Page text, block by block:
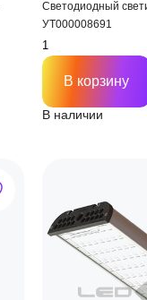
Светодиодный
УТ000008691
В наличии
В корзину